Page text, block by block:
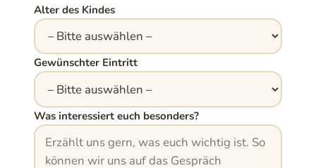
Alter des Kindes
Gewünschter Eintritt
Was interessiert euch besonders?